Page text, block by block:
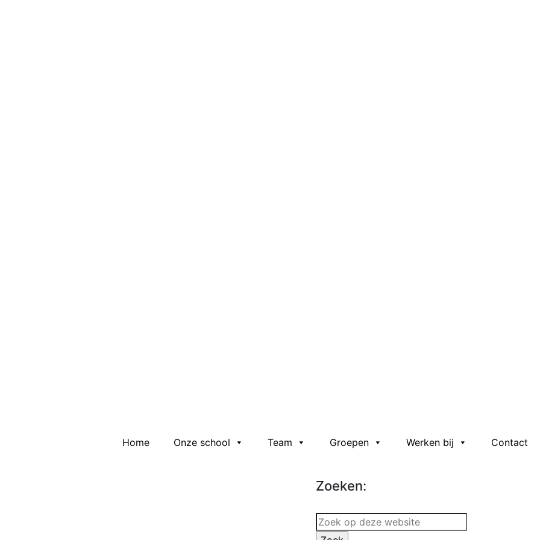
Home Onze school Team Groepen Werken bij Contact
Zoeken:
Zoek
op